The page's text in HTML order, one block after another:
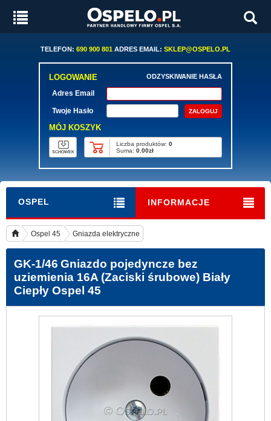
TELEFON: 690 900 801 ADRES EMAIL: SKLEP@OSPELO.PL
LOGOWANIE ODZYSKIWANIE HASŁA
Adres Email
Twoje Hasło
MÓJ KOSZYK
SCHOWEK
Liczba produktów: 0
Suma: 0.00zł
OSPEL INFORMACJE
Ospel 45 Gniazda elektryczne
GK-1/46 Gniazdo pojedyncze bez
uziemienia 16A (Zaciski śrubowe) Biały
Ciepły Ospel 45